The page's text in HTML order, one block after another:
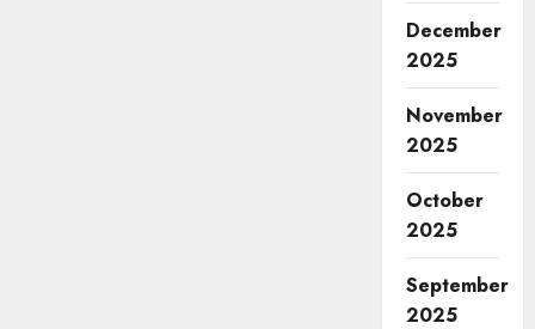
December
2025
November
2025
October
2025
September
2025